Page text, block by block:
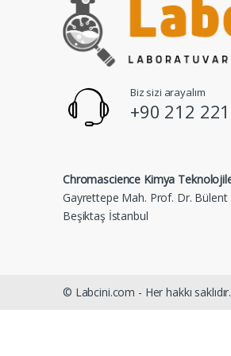
Biz sizi arayalım
+90 212
Chromascience Kimya
Gayrettepe Mah. Prof. Dr.
Beşiktaş İstanbul
© Labcini.com - Her hakkı saklıdır.